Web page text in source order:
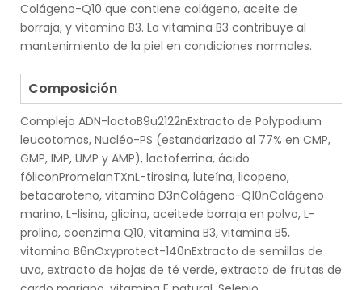
Colágeno-Q10 que contiene colágeno, aceite de
borraja, y vitamina B3. La vitamina B3 contribuye al
mantenimiento de la piel en condiciones normales.
Composición
Complejo ADN-lactoB9u2122nExtracto de Polypodium
leucotomos, Nucléo-PS (estandarizado al 77% en CMP,
GMP, IMP, UMP y AMP), lactoferrina, ácido
fóliconPromelanTXnL-tirosina, luteína, licopeno,
betacaroteno, vitamina D3nColágeno-Q10nColágeno
marino, L-lisina, glicina, aceitede borraja en polvo, L-
prolina, coenzima Q10, vitamina B3, vitamina B5,
vitamina B6nOxyprotect-140nExtracto de semillas de
uva, extracto de hojas de té verde, extracto de frutas de